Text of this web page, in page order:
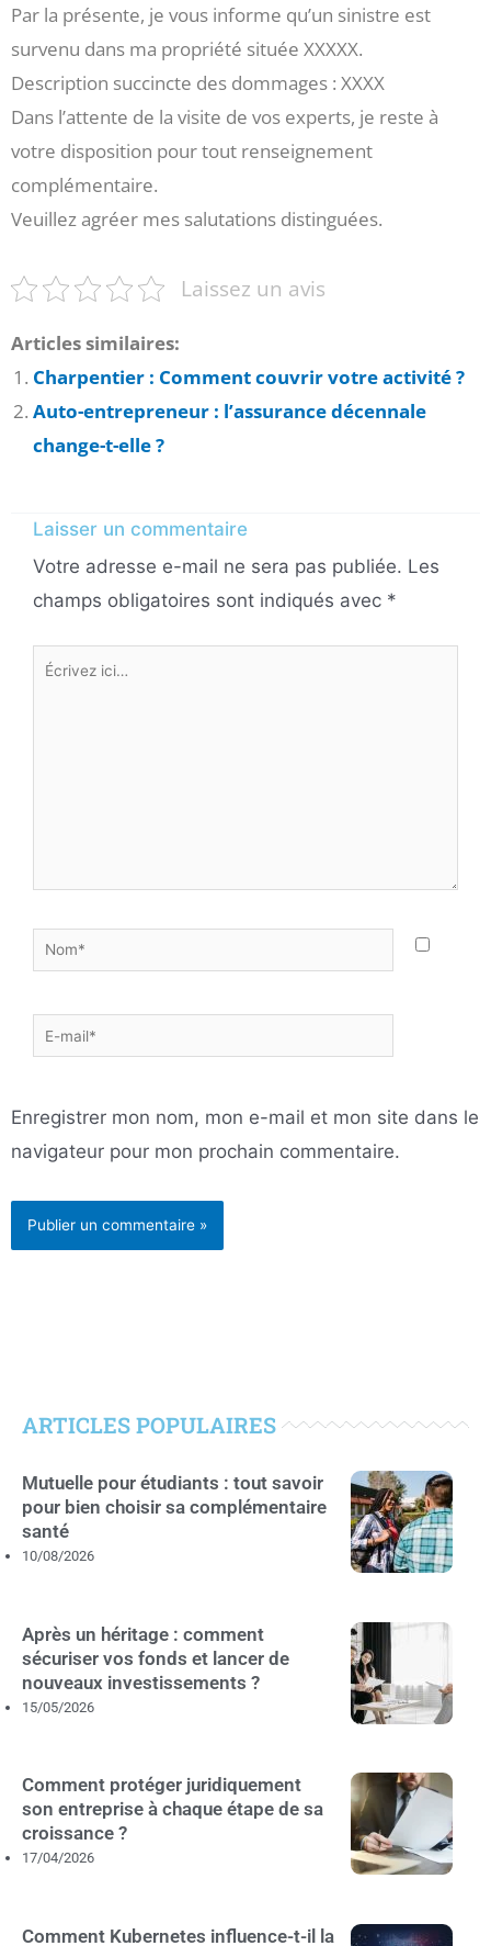
Par la présente, je vous informe qu’un sinistre est
survenu dans ma propriété située XXXXX.
Description succincte des dommages : XXXX
Dans l’attente de la visite de vos experts, je reste à
votre disposition pour tout renseignement
complémentaire.
Veuillez agréer mes salutations distinguées.
Laissez un avis
Articles similaires:
Charpentier : Comment couvrir votre activité ?
Auto-entrepreneur : l’assurance décennale
change-t-elle ?
Laisser un commentaire
Votre adresse e-mail ne sera pas publiée. Les
champs obligatoires sont indiqués avec *
Écrivez
Nom*
E-
mail*
Enregistrer mon nom, mon e-mail et mon site dans le
navigateur pour mon prochain commentaire.
ARTICLES POPULAIRES
Mutuelle pour étudiants : tout savoir
pour bien choisir sa complémentaire
santé
10/08/2026
Après un héritage : comment
sécuriser vos fonds et lancer de
nouveaux investissements ?
15/05/2026
Comment protéger juridiquement
son entreprise à chaque étape de sa
croissance ?
17/04/2026
Comment Kubernetes influence-t-il la